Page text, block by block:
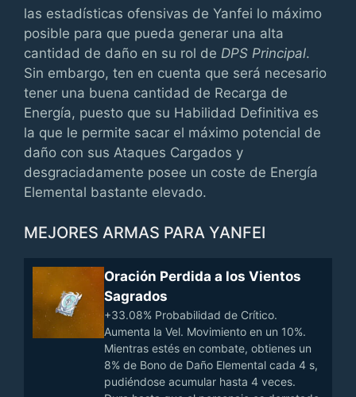
las estadísticas ofensivas de Yanfei lo máximo
posible para que pueda generar una alta
cantidad de daño en su rol de DPS Principal.
Sin embargo, ten en cuenta que será necesario
tener una buena cantidad de Recarga de
Energía, puesto que su Habilidad Definitiva es
la que le permite sacar el máximo potencial de
daño con sus Ataques Cargados y
desgraciadamente posee un coste de Energía
Elemental bastante elevado.
MEJORES ARMAS PARA YANFEI
Oración Perdida a los Vientos
Sagrados
+33.08% Probabilidad de Crítico.
Aumenta la Vel. Movimiento en un 10%.
Mientras estés en combate, obtienes un
8% de Bono de Daño Elemental cada 4 s,
pudiéndose acumular hasta 4 veces.